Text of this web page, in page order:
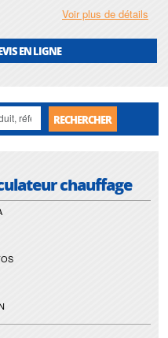
et les moteurs électriques depuis
Voir plus de détails
EN LIGNE
RECHERCHER
chauffage